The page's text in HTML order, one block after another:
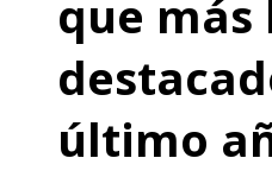
que más
último